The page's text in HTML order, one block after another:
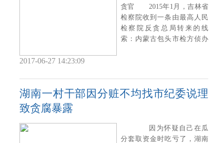
贪官 2015年1月，吉林省
检察院收到一条由最高人民
检察院反贪总局转来的线
索：内蒙古包头市检方侦办
2017-06-27 14:23:09
湖南一村干部因分赃不均找市纪委说理
致贪腐暴露
因为怀疑自己在瓜
分套取资金时吃亏了，湖南